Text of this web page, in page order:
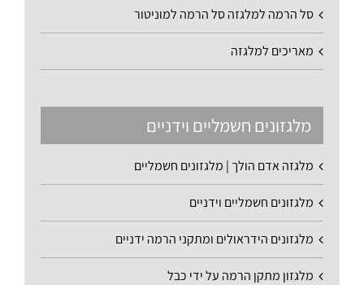
סל הרמה למלגזה סל הרמה למוניטור
מאריכים למלגזה
מלגזונים חשמליים וידניים
מלגזה אדם הולך | מלגזונים חשמליים
מלגזונים חשמליים וידניים
מלגזונים הידראולים ומתקני הרמה ידניים
מלגזון מתקן הרמה על ידי כבל